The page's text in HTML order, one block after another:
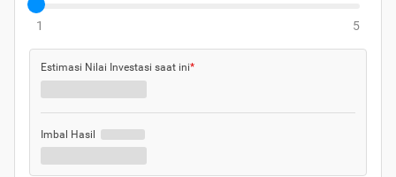
1 5
Estimasi Nilai Investasi saat ini*
Imbal Hasil